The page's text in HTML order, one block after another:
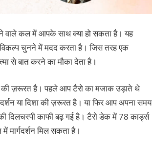
वाले कल में आपके साथ क्‍या हो सकता है। यह
चुनने में मदद करता है। जिस तरह एक
से बात करने का मौका देता है।
की ज़रूरत है। पहले आप टैरो का मजाक उड़ाते थे
या दिशा की ज़रूरत है। या फिर आप अपना समय
दिलचस्पी काफी बढ़ गई है। टैरो डेक में 78 कार्ड्स
मार्गदर्शन मिल सकता है।